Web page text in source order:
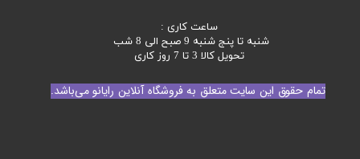
تمام حقوق این سایت متعلق به فروشگاه آنلاین رایانو می‌باشد.
ساعت کاری :
شنبه تا پنج شنبه 9 صبح الی 8 شب
تحویل کالا 3 تا 7 روز کاری